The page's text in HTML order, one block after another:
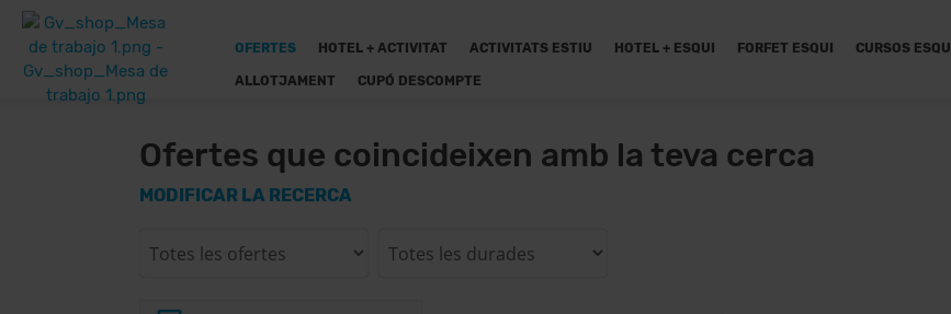
OFERTES HOTEL + ACTIVITAT ACTIVITATS ESTIU HOTEL + ESQUI FORFET ESQUI CURSOS ESQUI
ALLOTJAMENT CUPÓ DESCOMPTE
Ofertes que coincideixen amb la teva cerca
MODIFICAR LA RECERCA